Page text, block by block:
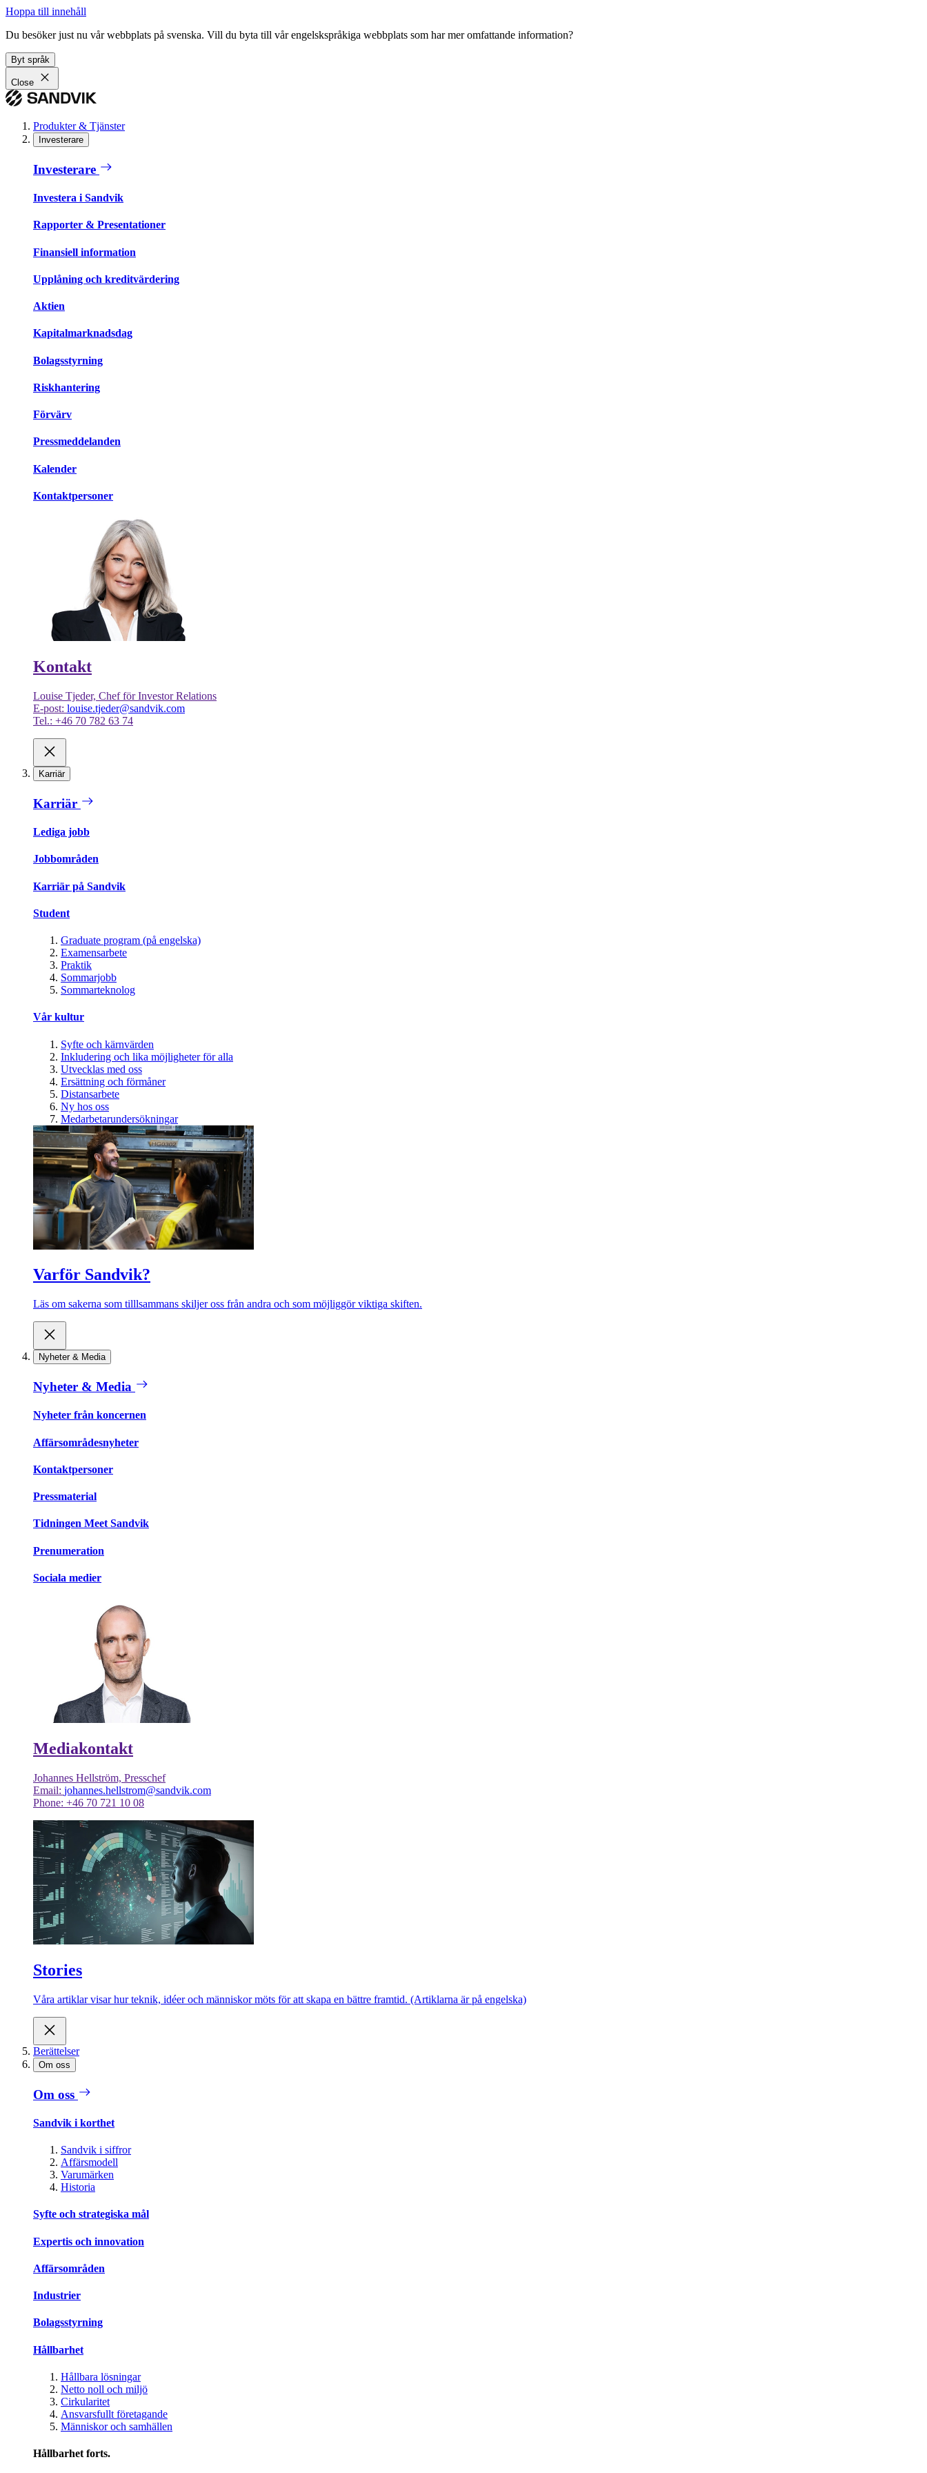
Hoppa till innehåll
Du besöker just nu vår webbplats på svenska. Vill du byta till vår engelskspråkiga webbplats som har mer omfattande information?
Byt språk
Close
Produkter & Tjänster
Investerare
Investerare
Investera i Sandvik
Rapporter & Presentationer
Finansiell information
Upplåning och kreditvärdering
Aktien
Kapitalmarknadsdag
Bolagsstyrning
Riskhantering
Förvärv
Pressmeddelanden
Kalender
Kontaktpersoner
Kontakt
Louise Tjeder, Chef för Investor Relations
E-post: louise.tjeder@sandvik.com
Tel.: +46 70 782 63 74
Karriär
Karriär
Lediga jobb
Jobbområden
Karriär på Sandvik
Student
Graduate program (på engelska)
Examensarbete
Praktik
Sommarjobb
Sommarteknolog
Vår kultur
Syfte och kärnvärden
Inkludering och lika möjligheter för alla
Utvecklas med oss
Ersättning och förmåner
Distansarbete
Ny hos oss
Medarbetarundersökningar
Varför Sandvik?
Läs om sakerna som tilllsammans skiljer oss från andra och som möjliggör viktiga skiften.
Nyheter & Media
Nyheter & Media
Nyheter från koncernen
Affärsområdesnyheter
Kontaktpersoner
Pressmaterial
Tidningen Meet Sandvik
Prenumeration
Sociala medier
Mediakontakt
Johannes Hellström, Presschef
Email: johannes.hellstrom@sandvik.com
Phone: +46 70 721 10 08
Stories
Våra artiklar visar hur teknik, idéer och människor möts för att skapa en bättre framtid. (Artiklarna är på engelska)
Berättelser
Om oss
Om oss
Sandvik i korthet
Sandvik i siffror
Affärsmodell
Varumärken
Historia
Syfte och strategiska mål
Expertis och innovation
Affärsområden
Industrier
Bolagsstyrning
Hållbarhet
Hållbara lösningar
Netto noll och miljö
Cirkularitet
Ansvarsfullt företagande
Människor och samhällen
Hållbarhet forts.